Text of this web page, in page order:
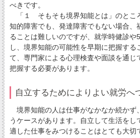
べきです。
「１ そもそも境界知能とは」のとこ
知的障害でも、発達障害でもない場合、
ることは難しいのですが、就学時健診や
し、境界知能の可能性を早期に把握する
て、専門家による心理検査や面談を通じ
把握する必要があります。
自立するためによりよい就労へ
境界知能の人は仕事がなかなか続かず
うケースがあります。自立して生活をし
適した仕事をみつけることはとても大切